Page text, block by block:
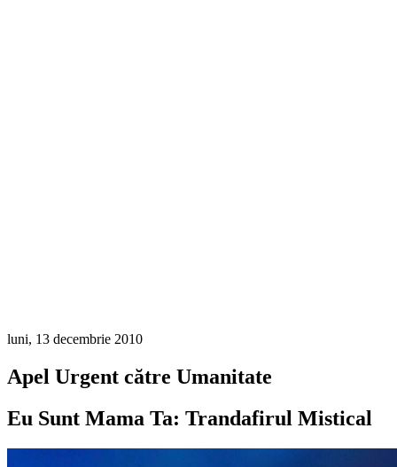
luni, 13 decembrie 2010
Apel Urgent către Umanitate
Eu Sunt Mama Ta: Trandafirul Mistical